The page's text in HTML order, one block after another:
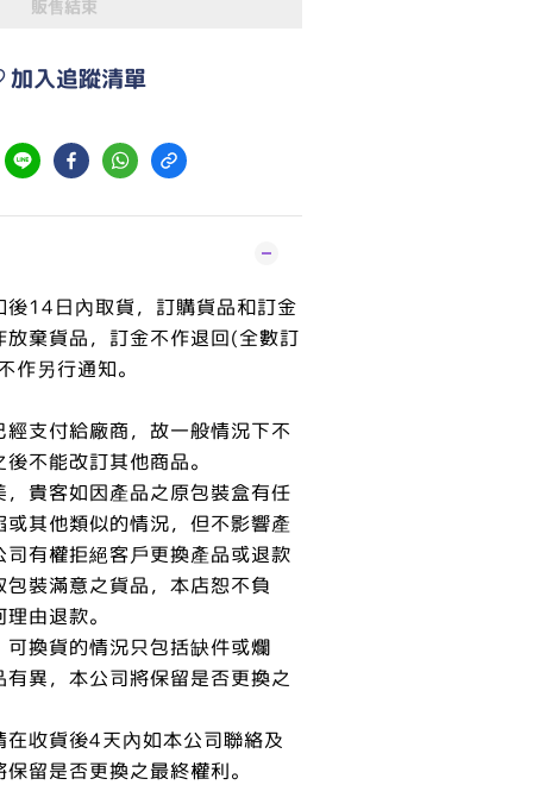
販售結束
加入追蹤清單
後14日內取貨，訂購貨品和訂金
棄貨品，訂金不作退回(全數訂
作另行通知。
支付給廠商，故一般情況下不
不能改訂其他商品。
貴客如因產品之原包裝盒有任
其他類似的情況，但不影響產
有權拒絕客戶更換產品或退款
裝滿意之貨品，本店恕不負
由退款。
換貨的情況只包括缺件或爛
異，本公司將保留是否更換之
收貨後4天內如本公司聯絡及
留是否更換之最終權利。